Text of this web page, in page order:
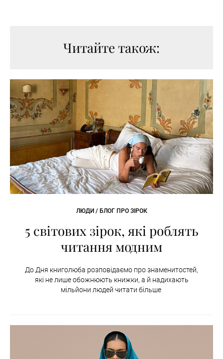
Читайте також:
ЛЮДИ / БЛОГ ПРО ЗІРОК
5 світових зірок, які роблять
читання модним
До Дня книголюба розповідаємо про знаменитостей,
які не лише обожнюють книжки, а й надихають
мільйони людей читати більше